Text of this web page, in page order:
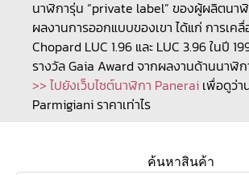
นาฬิการุ่น “private label” ของผู้ผลิตนา
ผลงานการออกแบบของเขา ได้แก่ การเคลื่
Chopard LUC 1.96 และ LUC 3.96 ในปี
รางวัล Gaia Award จากผลงานด้านนาฬิก
>> ไปยังเว็บไซต์นาฬิกา Panerai เพื่อดูว่
Parmigiani ราคาเท่าไร
ค้นหาสินค้า